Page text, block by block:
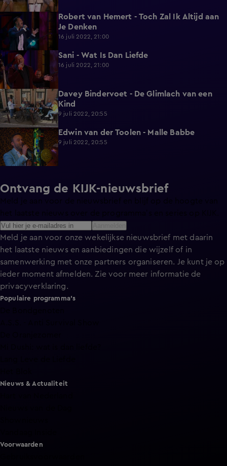
2:12
Robert van Hemert - Toch Zal Ik Altijd aan
Je Denken
16 juli 2022, 21:00
1:44 Sani - Wat Is Dan Liefde
16 juli 2022, 21:00
1:18
Davey Bindervoet - De Glimlach van een
Kind
9 juli 2022, 20:55
1:33 Edwin van der Toolen - Malle Babbe
9 juli 2022, 20:55
Ontvang de KIJK-nieuwsbrief
Meld je aan voor de nieuwsbrief en blijf op de hoogte van
Meld je aan voor onze wekelijkse nieuwsbrief met daarin
het laatste nieuws en aanbiedingen die wijzelf of in
samenwerking met onze partners organiseren. Je kunt je op
ieder moment afmelden. Zie voor meer informatie de
privacyverklaring.
Populaire programma's
Nieuws & Actualiteit
Voorwaarden